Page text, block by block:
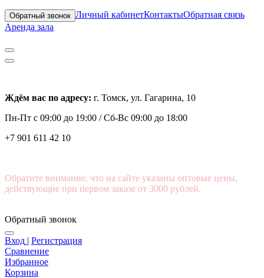
Обратный звонок Личный кабинетКонтактыОбратная связь
Аренда зала
Ждём вас по адресу: г. Томск, ул. Гагарина, 10
Пн-Пт с 09:00 до 19:00 /Сб-Вс 09:00 до 18:00
+7 901 611 42 10
Обратите внимание, что на сайте указаны оптовые цены,
действующие при первом заказе от 3000 рублей.
Обратный звонок
Вход | Регистрация
Сравнение
Избранное
Корзина